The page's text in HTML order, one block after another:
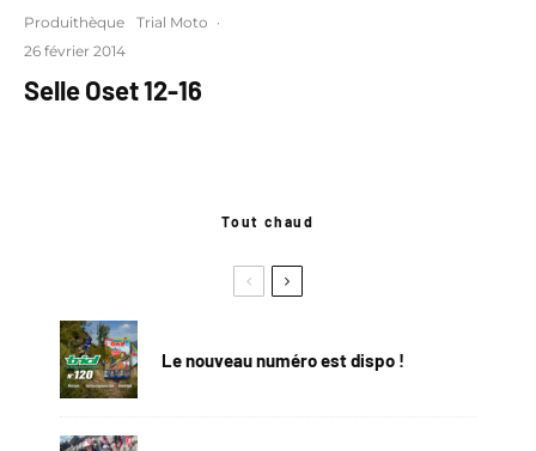
Produithèque Trial Moto ·
26 février 2014
Selle Oset 12-16
Tout chaud
Le nouveau numéro est dispo !